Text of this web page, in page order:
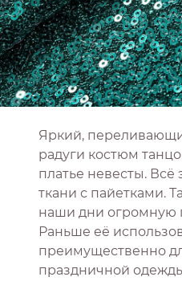
Яркий,
радуги костюм
платье невесты.
ткани с пайетками.
наши дни огромную
Раньше её
преимущественно
праздничной